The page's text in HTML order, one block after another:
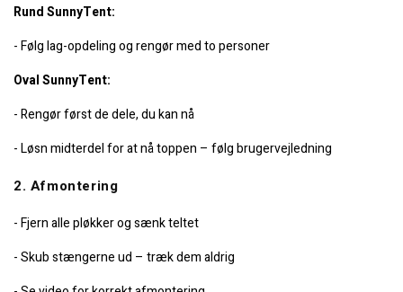
Rund SunnyTent:
- Følg lag-opdeling og rengør med to personer
Oval SunnyTent:
- Rengør først de dele, du kan nå
- Løsn midterdel for at nå toppen – følg brugervejledning
2. Afmontering
- Fjern alle pløkker og sænk teltet
- Skub stængerne ud – træk dem aldrig